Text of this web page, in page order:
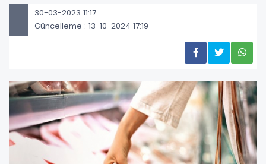
30-03-2023 11:17
Güncelleme : 13-10-2024 17:19